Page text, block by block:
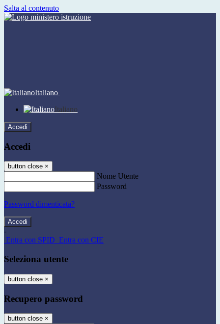
Salta al contenuto
Italiano
Italiano
Accedi
Accedi
button close ×
Nome Utente
Password
Password dimenticata?
-
Entra con SPID Entra con CIE
Seleziona utente
button close ×
Recupero password
button close ×